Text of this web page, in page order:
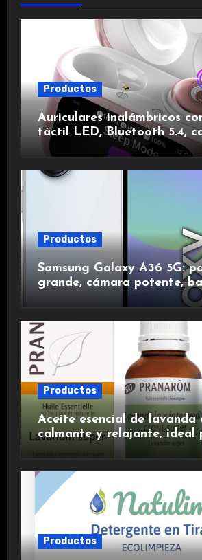
Productos
Auriculares inalámbricos
táctil LED, Bluetooth 5.4,
de ruido, impermeables y
Productos
Samsung Galaxy A36 5G:
grande, cámara potente,
duradera y carga rápida
Productos
Aceite esencial de lavanda
calmante y relajante, ideal
Productos